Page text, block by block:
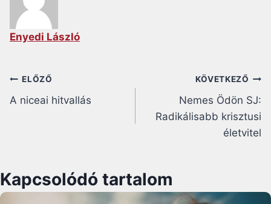
Enyedi László
Bejegyzés
navigáció
ELŐZŐ
A niceai hitvallás
KÖVETKEZŐ
Nemes Ödön SJ:
Radikálisabb krisztusi
életvitel
Kapcsolódó tartalom